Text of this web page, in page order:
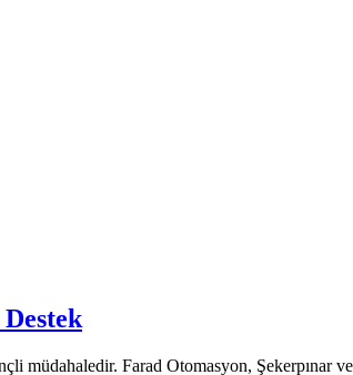
müdahaledir. Farad Otomasyon, Şekerpınar